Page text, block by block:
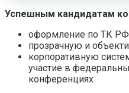
Успешным кандидатам
оформление по ТК
прозрачную и
корпоративную
участие в
конференциях.